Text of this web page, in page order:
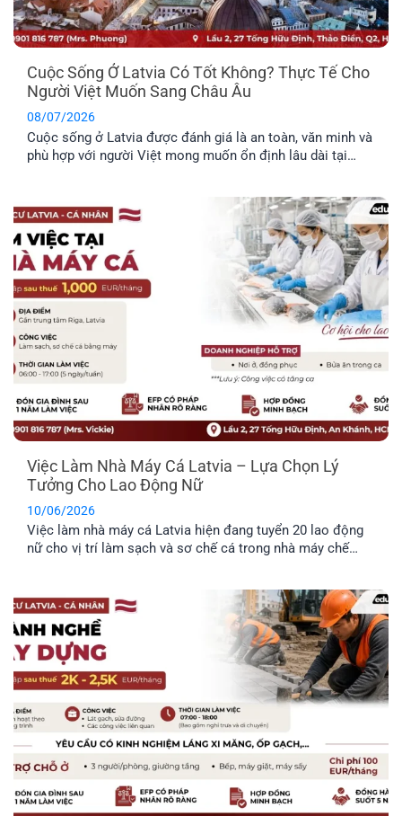
Cuộc Sống Ở Latvia Có Tốt Không? Thực Tế Cho
Người Việt Muốn Sang Châu Âu
08/07/2026
Cuộc sống ở Latvia được đánh giá là an toàn, văn minh và
phù hợp với người Việt mong muốn ổn định lâu dài tại
về môi trường sống, văn hóa và phúc lợi dành riêng cho
công dân.
Việc Làm Nhà Máy Cá Latvia – Lựa Chọn Lý
Tưởng Cho Lao Động Nữ
10/06/2026
Việc làm nhà máy cá Latvia hiện đang tuyển 20 lao động
nữ cho vị trí làm sạch và sơ chế cá trong nhà máy chế
chỗ ở. Đây là công việc rất [...]